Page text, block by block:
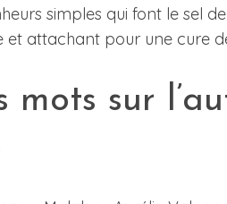
simples qui font le sel
attachant pour une cure
mots sur